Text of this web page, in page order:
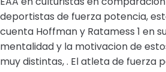
deportistas de fuerza potencia,
cuenta Hoffman y Ratamess 1 en
mentalidad y la motivacion de
muy distintas, . El atleta de fuerza